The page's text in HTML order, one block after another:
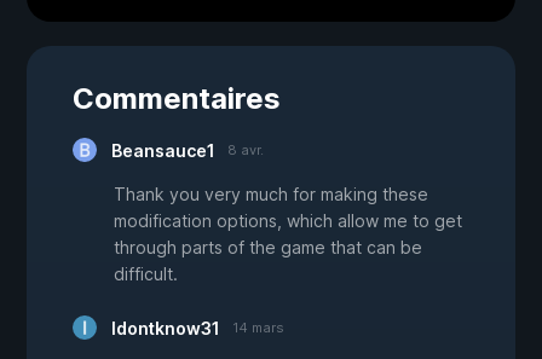
Commentaires
Beansauce1 8 avr.
Thank you very much for making these
modification options, which allow me to get
through parts of the game that can be
difficult.
Idontknow31 14 mars